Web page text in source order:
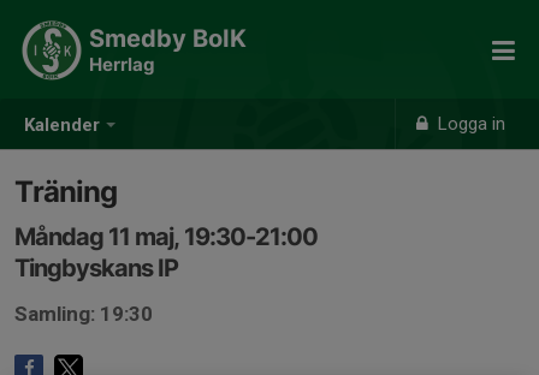
Kalender Logga in
Smedby BoIK
Herrlag
Träning
Måndag 11 maj, 19:30-21:00
Tingbyskans IP
Samling: 19:30